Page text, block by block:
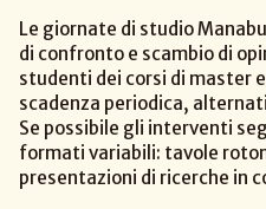
Le giornate di studio
di confronto e scambio di
studenti dei corsi di master
scadenza periodica,
Se possibile gli interventi
formati variabili: tavole
presentazioni di ricerche in